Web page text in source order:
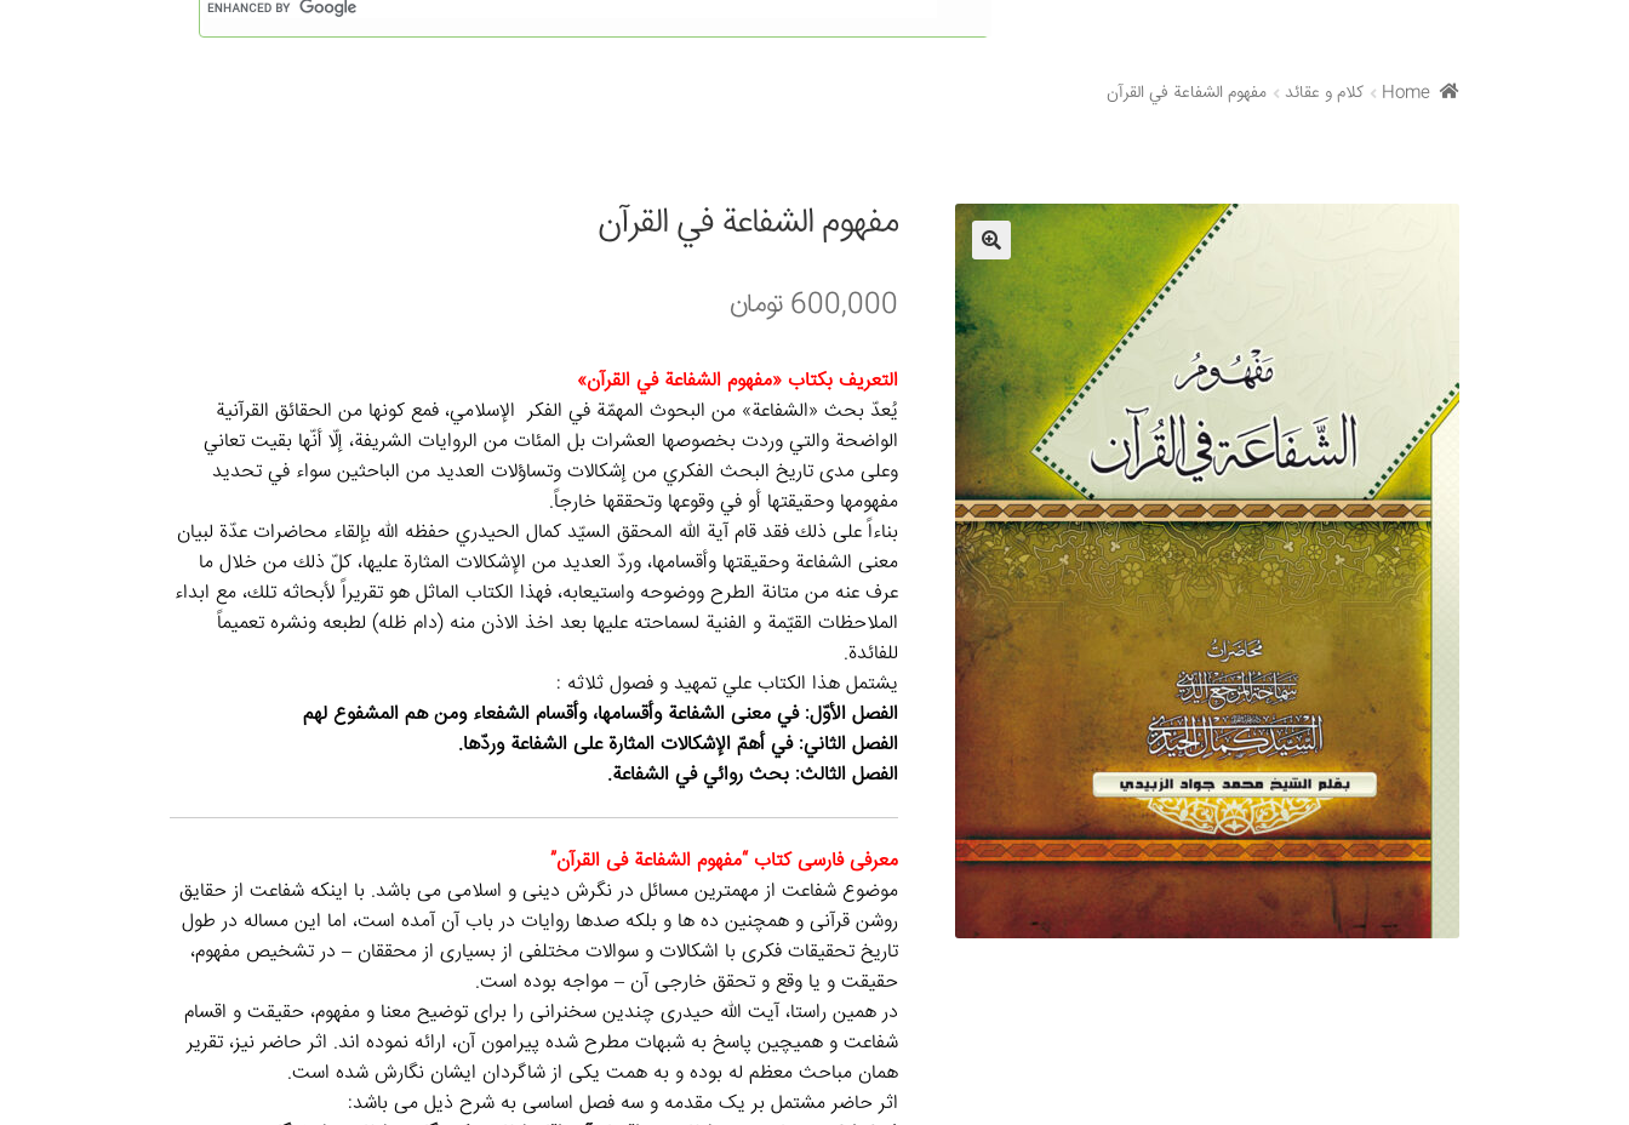
Home کلام و عقائد مفهوم الشفاعة في القرآن
مفهوم الشفاعة في القرآن
600,000تومان
التعريف بكتاب «مفهوم الشفاعة في القرآن»
يُعدّ بحث «الشفاعة» من البحوث المهمّة في الفكر الإسلامي، فمع كونها من الحقائق القرآنية
الواضحة والتي وردت بخصوصها العشرات بل المئات من الروايات الشريفة، إلّا أنّها بقيت تعاني
وعلى مدى تاريخ البحث الفكري من إشكالات وتساؤلات العديد من الباحثين سواء في تحديد
مفهومها وحقيقتها أو في وقوعها وتحققها خارجاً.
بناءاً على ذلك فقد قام آية الله المحقق السيّد كمال الحيدري حفظه الله بإلقاء محاضرات عدّة لبيان
معنى الشفاعة وحقيقتها وأقسامها، وردّ العديد من الإشكالات المثارة عليها، كلّ ذلك من خلال ما
عرف عنه من متانة الطرح ووضوحه واستيعابه، فهذا الكتاب الماثل هو تقريراً لأبحاثه تلك، مع ابداء
الملاحظات القيّمة و الفنية لسماحته عليها بعد اخذ الاذن منه (دام ظله) لطبعه ونشره تعميماً
للفائدة.
يشتمل هذا الكتاب علي تمهيد و فصول ثلاثه :
الفصل الأوّل: في معنى الشفاعة وأقسامها، وأقسام الشفعاء ومن هم المشفوع لهم
الفصل الثاني: في أهمّ الإشكالات المثارة على الشفاعة وردّها.
الفصل الثالث: بحث روائي في الشفاعة.
معرفی فارسی کتاب “مفهوم الشفاعة فی القرآن”
موضوع شفاعت از مهمترین مسائل در نگرش دینی و اسلامی می باشد. با اینکه شفاعت از حقایق
روشن قرآنی و همچنین ده ها و بلکه صدها روایات در باب آن آمده است، اما این مساله در طول
تاریخ تحقیقات فکری با اشکالات و سوالات مختلفی از بسیاری از محققان – در تشخیص مفهوم،
حقیقت و یا وقع و تحقق خارجی آن – مواجه بوده است.
در همین راستا، آیت الله حیدری چندین سخنرانی را برای توضیح معنا و مفهوم، حقیقت و اقسام
شفاعت و همیچین پاسخ به شبهات مطرح شده پیرامون آن، ارائه نموده اند. اثر حاضر نیز، تقریر
همان مباحث معظم له بوده و به همت یکی از شاگردان ایشان نگارش شده است.
اثر حاضر مشتمل بر یک مقدمه و سه فصل اساسی به شرح ذیل می باشد: